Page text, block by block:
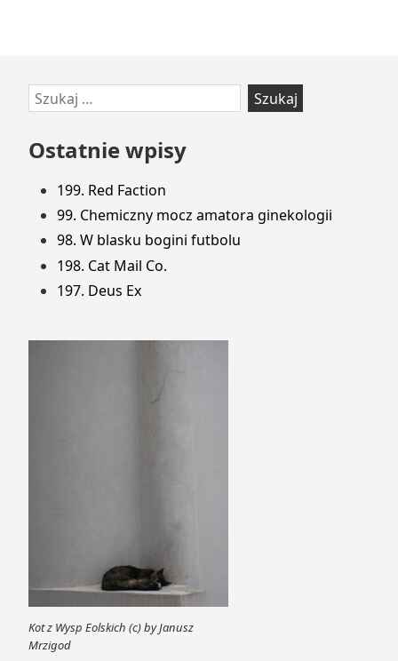
Przejdź
do
stopki
Szukaj:
Ostatnie wpisy
199. Red Faction
99. Chemiczny mocz amatora ginekologii
98. W blasku bogini futbolu
198. Cat Mail Co.
197. Deus Ex
Kot z Wysp Eolskich (c) by Janusz
Mrzigod